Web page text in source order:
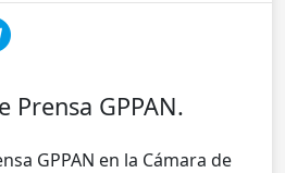
Prensa GPPAN.
GPPAN en la Cámara de